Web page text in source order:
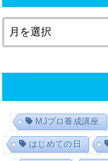
MJプロ養成講座
はじめての日